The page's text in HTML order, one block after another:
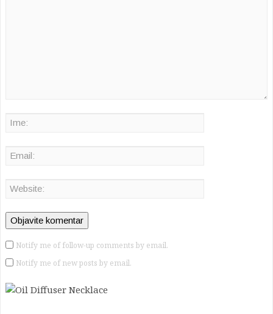
Notify me of follow-up comments by email.
Notify me of new posts by email.